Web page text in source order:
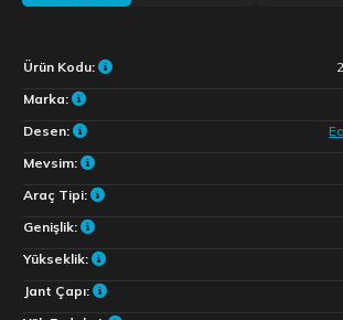
Ürün Kodu:
Marka:
Desen:
Mevsim:
Araç Tipi:
Genişlik:
Yükseklik:
Jant Çapı: